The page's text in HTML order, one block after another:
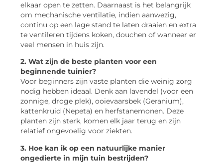
elkaar open te zetten. Daarnaast is het belangrijk
om mechanische ventilatie, indien aanwezig,
continu op een lage stand te laten draaien en extra
te ventileren tijdens koken, douchen of wanneer er
veel mensen in huis zijn.
2. Wat zijn de beste planten voor een
beginnende tuinier?
Voor beginners zijn vaste planten die weinig zorg
nodig hebben ideaal. Denk aan lavendel (voor een
zonnige, droge plek), ooievaarsbek (Geranium),
kattenkruid (Nepeta) en herfstanemonen. Deze
planten zijn sterk, komen elk jaar terug en zijn
relatief ongevoelig voor ziekten.
3. Hoe kan ik op een natuurlijke manier
ongedierte in mijn tuin bestrijden?